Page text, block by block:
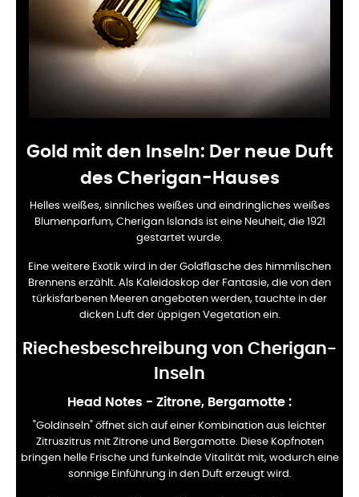
Gold mit den Inseln: Der neue Duft
des Cherigan-Hauses
Helles weißes, sinnliches weißes und eindringliches weißes
Blumenparfum, Cherigan Islands ist eine Neuheit, die 1921
gestartet wurde.
Eine weitere Exotik wird in der Goldflasche des himmlischen
Brennens erzählt. Als Kaleidoskop der Fantasie, die von den
türkisfarbenen Meeren angeboten werden, tauchte in der
dicken Luft der üppigen Vegetation ein.
Riechesbeschreibung von Cherigan-
Inseln
Head Notes - Zitrone, Bergamotte :
"Goldinseln" öffnet sich auf einer Kombination aus leichter
Zitruszitrus mit Zitrone und Bergamotte. Diese Kopfnoten
bringen helle Frische und funkelnde Vitalität mit, wodurch eine
sonnige Einführung in den Duft erzeugt wird.